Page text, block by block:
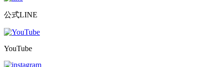
公式LINE
YouTube